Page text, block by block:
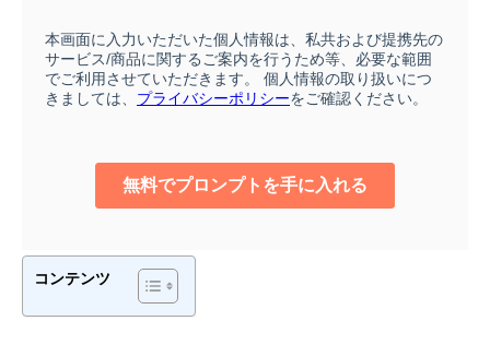
コンテンツ